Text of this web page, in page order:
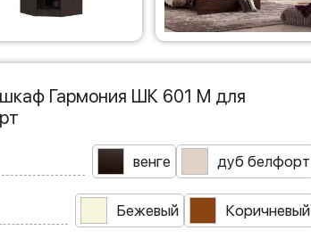
шкаф Гармония ШК 601 М для
венге дуб белфорт
Бежевый Коричневый